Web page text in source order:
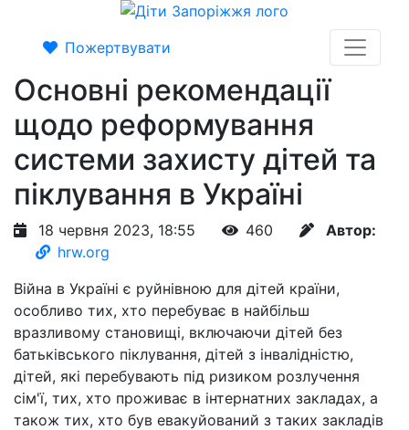
Пожертвувати
Основні рекомендації
щодо реформування
системи захисту дітей та
піклування в Україні
18 червня 2023, 18:55 460
Автор:
hrw.org
Війна в Україні є руйнівною для дітей країни,
особливо тих, хто перебуває в найбільш
вразливому становищі, включаючи дітей без
батьківського піклування, дітей з інвалідністю,
дітей, які перебувають під ризиком розлучення
сім'ї, тих, хто проживає в інтернатних закладах, а
також тих, хто був евакуйований з таких закладів